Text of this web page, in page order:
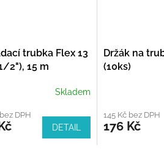
trubka Flex 13
2"), 15 m
Skladem
DPH
DETAIL
Držák na
(10ks)
145 Kč bez DPH
176 Kč